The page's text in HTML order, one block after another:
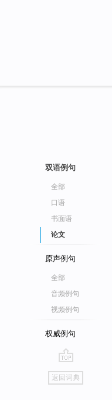
双语例句
全部
口语
书面语
论文
原声例句
全部
音频例句
视频例句
权威例句
go
top
返回词典